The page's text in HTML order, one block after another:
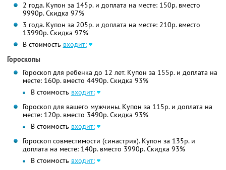
2 года. Купон за 145р. и доплата на месте: 150р. вместо
9990р. Скидка 97%
3 года. Купон за 205р. и доплата на месте: 210р. вместо
13990р. Скидка 97%
В стоимость входит:
Гороскопы
Гороскоп для ребенка до 12 лет. Купон за 155р. и доплата на
месте: 160р. вместо 4490р. Скидка 93%
В стоимость входит:
Гороскоп для вашего мужчины. Купон за 115р. и доплата на
месте: 120р. вместо 3490р. Скидка 93%
В стоимость входит:
Гороскоп совместимости (синастрия). Купон за 135р. и
доплата на месте: 140р. вместо 3990р. Скидка 93%
В стоимость входит: